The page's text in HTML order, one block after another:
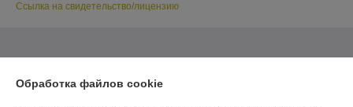
Ссылка на свидетельство/лицензию
Обработка файлов cookie